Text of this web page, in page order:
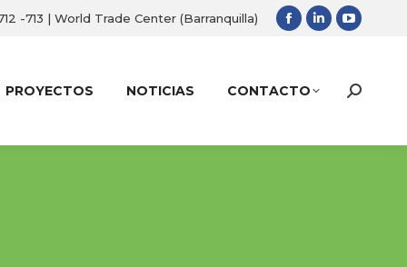
-713 | World Trade Center (Barranquilla)
Facebook
Linkedin
opensopens
PROYECTOS NOTICIAS CONTACTO Search: